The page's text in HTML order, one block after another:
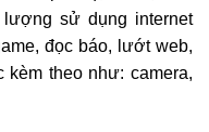
sử dụng internet
đọc báo, lướt web,
theo như: camera,